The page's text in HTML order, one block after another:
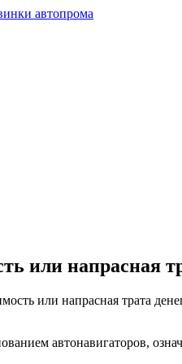
или напрасная
или напрасная трата
автонавигаторов,